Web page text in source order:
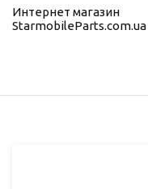
Интернет магазин
StarmobileParts.com.ua